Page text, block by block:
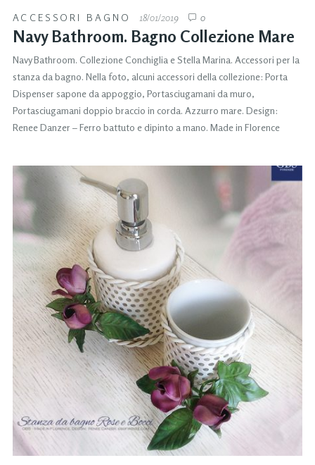
ACCESSORI BAGNO 18/01/2019 0
Navy Bathroom. Bagno Collezione Mare
Navy Bathroom. Collezione Conchiglia e Stella Marina. Accessori per la
stanza da bagno. Nella foto, alcuni accessori della collezione: Porta
Dispenser sapone da appoggio, Portasciugamani da muro,
Portasciugamani doppio braccio in corda. Azzurro mare. Design:
Renee Danzer – Ferro battuto e dipinto a mano. Made in Florence